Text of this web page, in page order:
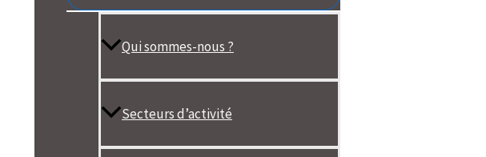
Qui sommes-nous ?
Secteurs d’activité